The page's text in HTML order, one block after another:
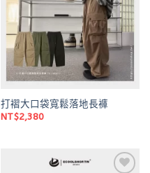
打褶大口袋寬鬆落地長褲
NT$2,380